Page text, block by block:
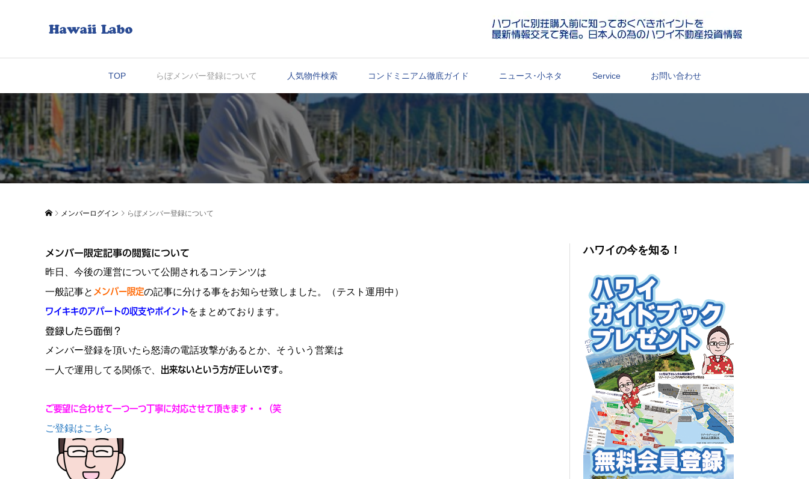
TOP らぼメンバー登録について 人気物件検索 コンドミニアム徹底ガイド ニュース･小ネタ Service お問い合わせ
メンバーログイン らぼメンバー登録について
メンバー限定記事の閲覧について
昨日、今後の運営について公開されるコンテンツは
一般記事と メンバー限定の記事に分ける事をお知らせ致しました。（テスト運用中）
ワイキキのアパートの収支やポイントをまとめております。
登録したら面倒？
メンバー登録を頂いたら怒濤の電話攻撃があるとか、そういう営業は
一人で運用してる関係で、
出来ないという方が正しいです。
ご要望に合わせて一つ一つ丁寧に対応させて頂きます・・（笑
ご登録はこちら
ハワイの今を知る！